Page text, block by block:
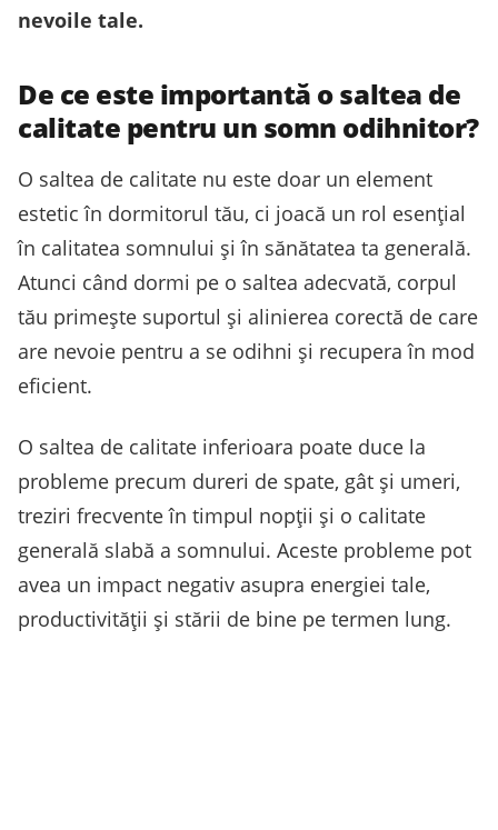
nevoile tale.
De ce este importantă o saltea de
calitate pentru un somn odihnitor?
O saltea de calitate nu este doar un element
estetic în dormitorul tău, ci joacă un rol esențial
în calitatea somnului și în sănătatea ta generală.
Atunci când dormi pe o saltea adecvată, corpul
tău primește suportul și alinierea corectă de care
are nevoie pentru a se odihni și recupera în mod
eficient.
O saltea de calitate inferioara poate duce la
probleme precum dureri de spate, gât și umeri,
treziri frecvente în timpul nopții și o calitate
generală slabă a somnului. Aceste probleme pot
avea un impact negativ asupra energiei tale,
productivității și stării de bine pe termen lung.